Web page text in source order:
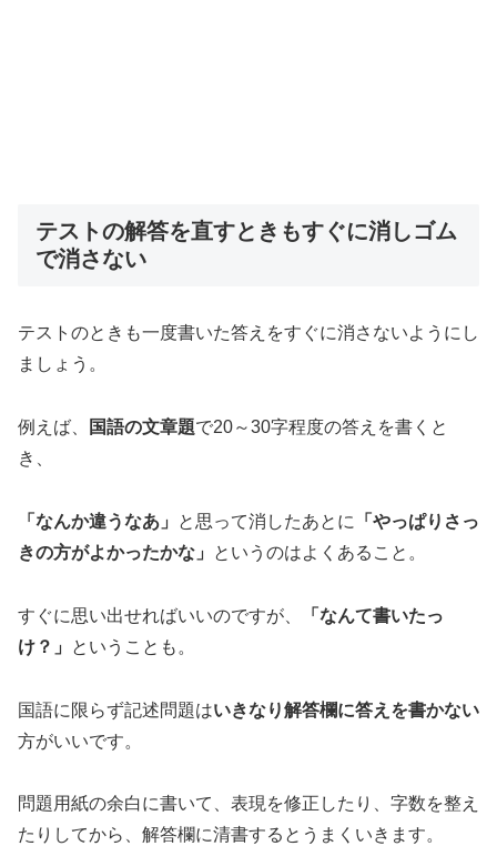
テストの解答を直すときもすぐに消しゴム
で消さない
テストのときも一度書いた答えをすぐに消さないようにし
ましょう。
例えば、 国語の文章題で20～30字程度の答えを書くと
き、
「なんか違うなあ」 と思って消したあとに
「やっぱりさっ
きの方がよかったかな」
というのはよくあること。
すぐに思い出せればいいのですが、
「なんて書いたっ
け？」
ということも。
国語に限らず記述問題はいきなり解答欄に答えを書かない
方がいいです。
問題用紙の余白に書いて、表現を修正したり、字数を整え
たりしてから、解答欄に清書するとうまくいきます。